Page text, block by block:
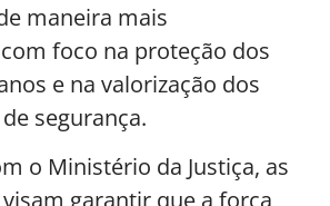
maneira mais
foco na proteção dos
e na valorização dos
segurança.
o Ministério da Justiça, as
garantir que a força